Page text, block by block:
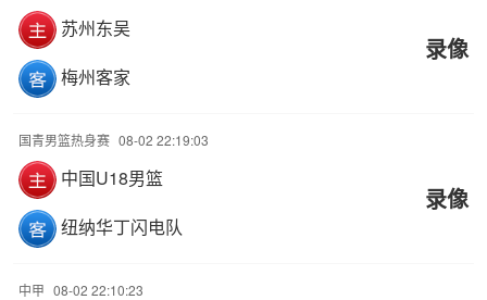
苏州东吴
梅州客家
录像
国青男篮热身赛 08-02 22:19:03
中国U18男篮
纽纳华丁闪电队
录像
中甲 08-02 22:10:23